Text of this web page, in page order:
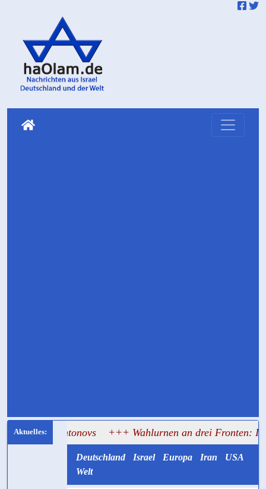
+++ Wahlurnen an drei Fronten: Israel lässt
Deutschland Israel Europa Iran
USA
Welt